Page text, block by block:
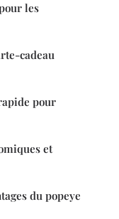
les
cadeau
pour
et
du popeye